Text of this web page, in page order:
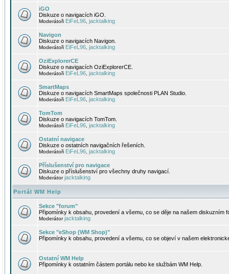
iGO
Diskuze o navigacích iGO.
Moderátoři EiFeL96 jacktalking
Navigon
Diskuze o navigacích Navigon.
Moderátoři EiFeL96 jacktalking
OziExplorerCE
Diskuze o navigacích OziExplorerCE.
Moderátoři EiFeL96 jacktalking
SmartMaps
Diskuze o navigacích SmartMaps společnosti PLAN Studio.
Moderátoři EiFeL96 jacktalking
TomTom
Diskuze o navigacích TomTom.
Moderátoři EiFeL96 jacktalking
Ostatní navigace
Diskuze o ostatních navigačních řešeních.
Moderátoři EiFeL96 jacktalking
Příslušenství pro navigace
Diskuze o příslušenství pro všechny druhy navigací.
Moderátorjacktalking
Portál WM Help
Sekce "forum"
Připomínky k obsahu, provedení a všemu, co se děje na našem diskuzním
Moderátorjacktalking
Sekce "eShop (WM Shop)"
Připomínky k obsahu, provedení a všemu, co se objeví v našem
Ostatní WM Help
Připomínky k ostatním částem portálu nebo ke službám WM Help.